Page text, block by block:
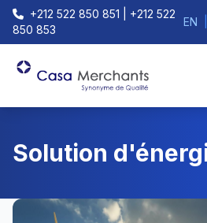
+212 522 850 851 | +212 522
850 853
EN
Solution